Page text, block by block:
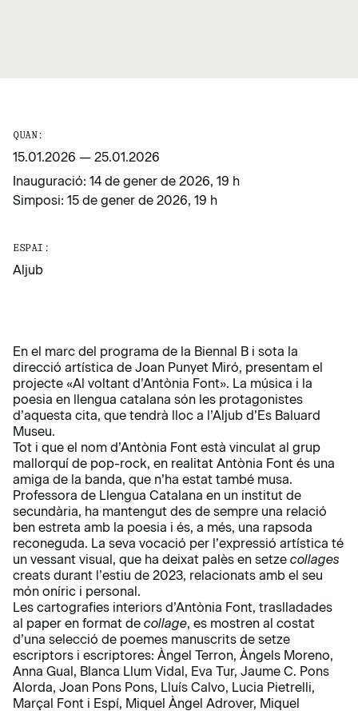
QUAN:
15.01.2026 — 25.01.2026
Inauguració: 14 de gener de 2026, 19 h
Simposi: 15 de gener de 2026, 19 h
ESPAI:
Aljub
En el marc del programa de la Biennal B i sota la
direcció artística de Joan Punyet Miró, presentam el
projecte «Al voltant d’Antònia Font». La música i la
poesia en llengua catalana són les protagonistes
d’aquesta cita, que tendrà lloc a l’Aljub d’Es Baluard
Museu.
Tot i que el nom d’Antònia Font està vinculat al grup
mallorquí de pop-rock, en realitat Antònia Font és una
amiga de la banda, que n’ha estat també musa.
Professora de Llengua Catalana en un institut de
secundària, ha mantengut des de sempre una relació
ben estreta amb la poesia i és, a més, una rapsoda
reconeguda. La seva vocació per l’expressió artística té
un vessant visual, que ha deixat palès en setze collages
creats durant l’estiu de 2023, relacionats amb el seu
món oníric i personal.
Les cartografies interiors d’Antònia Font, traslladades
al paper en format de collage, es mostren al costat
d’una selecció de poemes manuscrits de setze
escriptors i escriptores: Àngel Terron, Àngels Moreno,
Anna Gual, Blanca Llum Vidal, Eva Tur, Jaume C. Pons
Alorda, Joan Pons Pons, Lluís Calvo, Lucia Pietrelli,
Marçal Font i Espí, Miquel Àngel Adrover, Miquel